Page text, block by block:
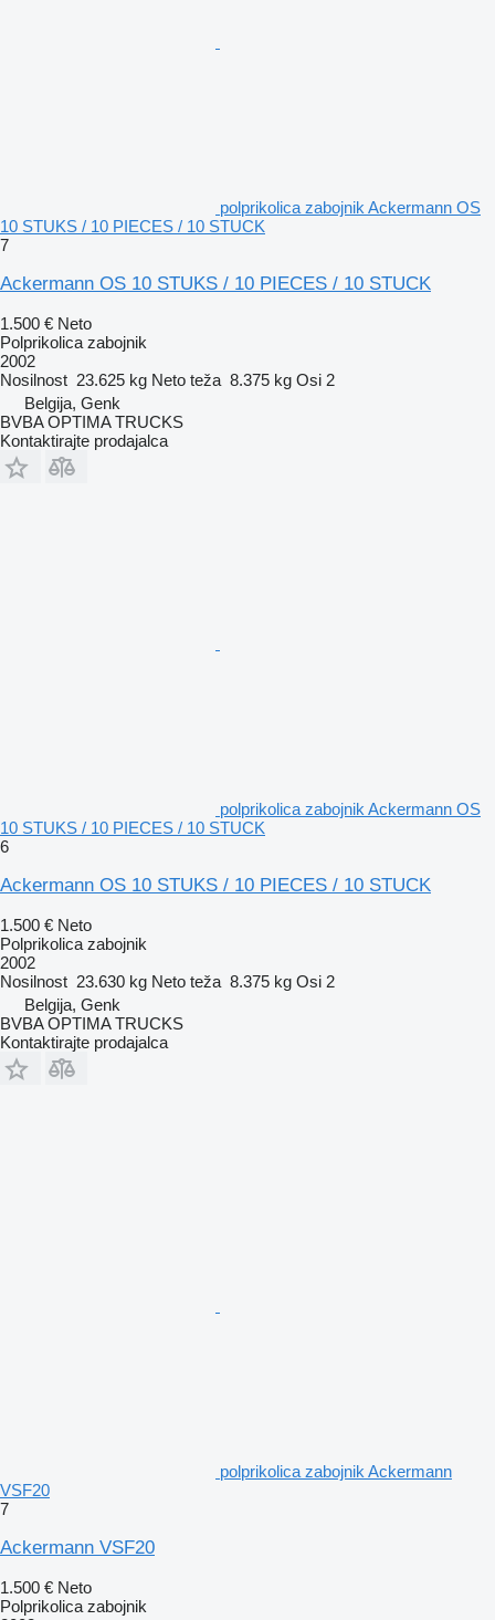
polprikolica zabojnik Ackermann OS
10 STUKS / 10 PIECES / 10 STUCK
7
Ackermann OS 10 STUKS / 10 PIECES / 10 STUCK
1.500 € Neto
Polprikolica zabojnik
2002
Nosilnost 23.625 kg Neto teža 8.375 kg Osi 2
Belgija, Genk
BVBA OPTIMA TRUCKS
Kontaktirajte prodajalca
polprikolica zabojnik Ackermann OS
10 STUKS / 10 PIECES / 10 STUCK
6
Ackermann OS 10 STUKS / 10 PIECES / 10 STUCK
1.500 € Neto
Polprikolica zabojnik
2002
Nosilnost 23.630 kg Neto teža 8.375 kg Osi 2
Belgija, Genk
BVBA OPTIMA TRUCKS
Kontaktirajte prodajalca
polprikolica zabojnik Ackermann
VSF20
7
Ackermann VSF20
1.500 € Neto
Polprikolica zabojnik